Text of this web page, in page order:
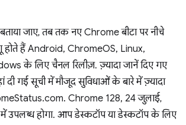
जाए, तब तक नए Chrome बीटा पर नीचे
होते हैं Android, ChromeOS, Linux,
के लिए चैनल रिलीज़. ज़्यादा जानें दिए गए
दी गई सूची में मौजूद सुविधाओं के बारे में ज़्यादा
Chrome 128, 24 जुलाई,
में उपलब्ध होगा. आप डेस्कटॉप या डेस्कटॉप के लिए